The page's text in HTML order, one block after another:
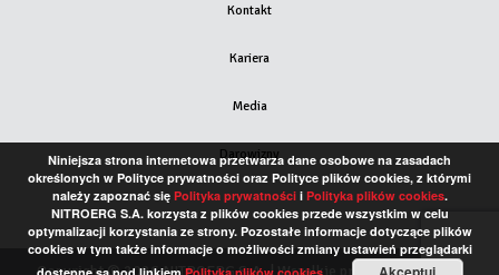
Kontakt
Kariera
Media
Darowizny
Copyright © 2026 NITROERG S.A. | Wszelkie prawa zastrzeżone
Niniejsza strona internetowa przetwarza dane osobowe na zasadach
określonych w Polityce prywatności oraz Polityce plików cookies, z którymi
należy zapoznać się Polityka prywatnościi Polityka plików cookies.
NITROERG S.A. korzysta z plików cookies przede wszystkim w celu
optymalizacji korzystania ze strony. Pozostałe informacje dotyczące plików
cookies w tym także informacje o możliwości zmiany ustawień przeglądarki